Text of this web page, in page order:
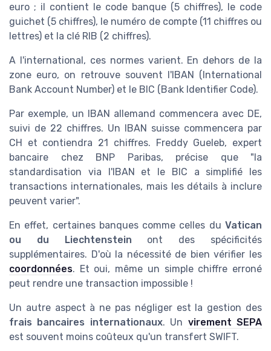
euro ; il contient le code banque (5 chiffres), le code
guichet (5 chiffres), le numéro de compte (11 chiffres ou
lettres) et la clé RIB (2 chiffres).
A l'international, ces normes varient. En dehors de la
zone euro, on retrouve souvent l'IBAN (International
Bank Account Number) et le BIC (Bank Identifier Code).
Par exemple, un IBAN allemand commencera avec DE,
suivi de 22 chiffres. Un IBAN suisse commencera par
CH et contiendra 21 chiffres. Freddy Gueleb, expert
bancaire chez BNP Paribas, précise que "la
standardisation via l'IBAN et le BIC a simplifié les
transactions internationales, mais les détails à inclure
peuvent varier".
En effet, certaines banques comme celles du Vatican
ou du Liechtenstein ont des spécificités
supplémentaires. D'où la nécessité de bien vérifier les
coordonnées. Et oui, même un simple chiffre erroné
peut rendre une transaction impossible !
Un autre aspect à ne pas négliger est la gestion des
frais bancaires internationaux. Un virement SEPA
est souvent moins coûteux qu'un transfert SWIFT.